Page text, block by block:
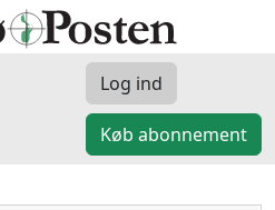
Log ind
Køb abonnement